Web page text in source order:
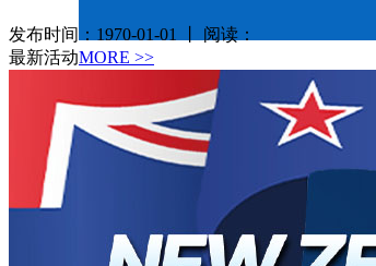
发布时间：1970-01-01 丨 阅读：
最新活动MORE >>